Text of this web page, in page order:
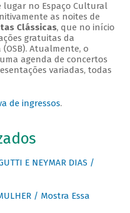
lugar no Espaço Cultural
as noites de
Clássicas, que no início
gratuitas da
Atualmente, o
agenda de concertos
variadas, todas
de ingressos.
E NEYMAR DIAS /
/ Mostra Essa